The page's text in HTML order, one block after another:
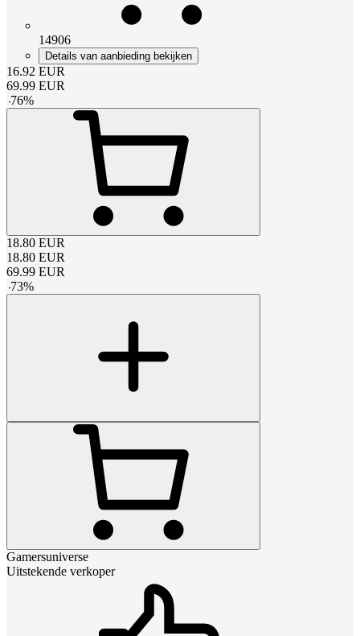
14906
Details van aanbieding bekijken
16.92 EUR
69.99 EUR
-76%
18.80 EUR
18.80 EUR
69.99 EUR
-73%
Gamersuniverse
Uitstekende verkoper